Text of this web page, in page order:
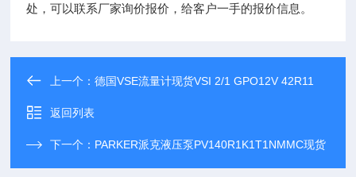
处，可以联系厂家询价报价，给客户一手的报价信息。
上一个：德国VSE流量计现货VSI 2/1 GPO12V 42R11
返回列表
下一个： PARKER派克液压泵PV140R1K1T1NMMC现货